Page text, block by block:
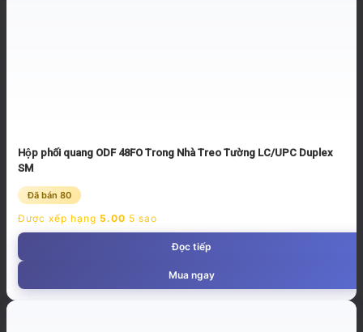
Hộp phối quang ODF 48FO Trong Nhà Treo Tường LC/UPC Duplex
SM
Đã bán 80
Được xếp hạng 5.00 5 sao
Đọc tiếp
Mua ngay